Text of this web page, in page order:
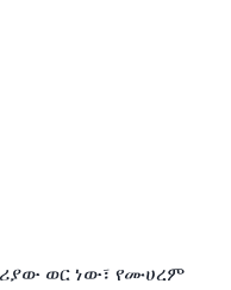
ወር ነው፣ የሙሀረም